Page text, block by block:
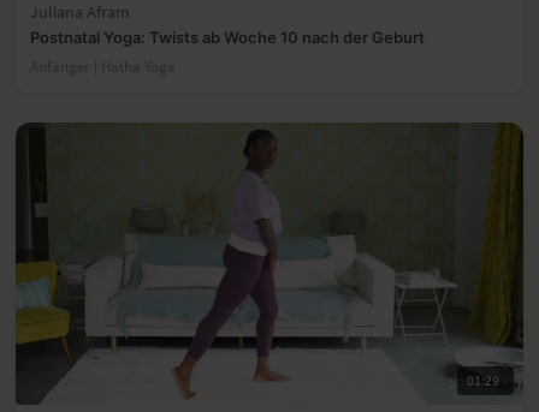
Juliana Afram
Postnatal Yoga: Twists ab Woche 10 nach der Geburt
Anfänger | Hatha Yoga
01:29